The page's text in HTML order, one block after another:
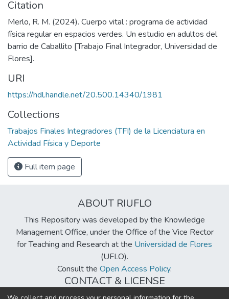
Citation
Merlo, R. M. (2024). Cuerpo vital : programa de actividad
física regular en espacios verdes. Un estudio en adultos del
barrio de Caballito [Trabajo Final Integrador, Universidad de
Flores].
URI
https://hdl.handle.net/20.500.14340/1981
Collections
Trabajos Finales Integradores (TFI) de la Licenciatura en
Actividad Física y Deporte
Full item page
ABOUT RIUFLO
This Repository was developed by the Knowledge
Management Office, under the Office of the Vice Rector
for Teaching and Research at the Universidad de Flores
(UFLO).
Consult the Open Access Policy.
CONTACT & LICENSE